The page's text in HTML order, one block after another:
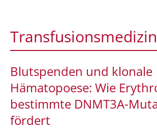
Transfusionsmedizin
Blutspenden und klonale
Hämatopoese: Wie
bestimmte DNMT3A-
fördert